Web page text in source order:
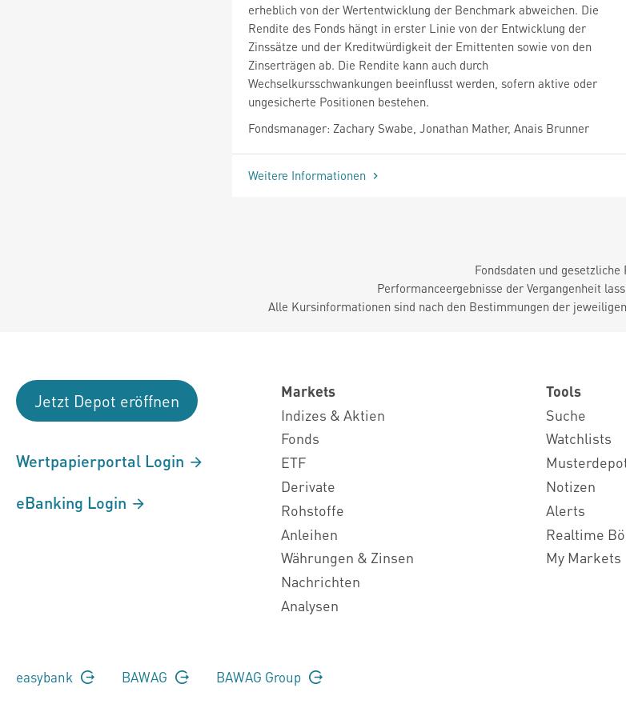
erheblich von der Wertentwicklung der Benchmark abweichen. Die
Rendite des Fonds hängt in erster Linie von der Entwicklung der
Zinssätze und der Kreditwürdigkeit der Emittenten sowie von den
Zinserträgen ab. Die Rendite kann auch durch
Wechselkursschwankungen beeinflusst werden, sofern aktive oder
ungesicherte Positionen bestehen.
Fondsmanager: Zachary Swabe, Jonathan Mather, Anais Brunner
Weitere Informationen
Fondsdaten und
Performanceergebnisse der Vergangenheit
Alle Kursinformationen sind nach den Bestimmungen der
Jetzt Depot eröffnen
Wertpapierportal Login
eBanking Login
Markets
Indizes & Aktien
Fonds
ETF
Derivate
Rohstoffe
Anleihen
Währungen & Zinsen
Nachrichten
Analysen
Tools
Suche
Watchlists
Notizen
Alerts
Realtime
My Markets
easybank BAWAG BAWAG Group